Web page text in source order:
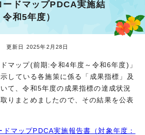
ードマップPDCA実施結
和5年度）
更新日 2025年2月28日
マップ(前期:令和4年度～令和6年度)」
している各施策に係る「成果指標」及
て、令和5年度の成果指標の達成状況
りまとめましたので、その結果を公表
マップPDCA実施報告書（対象年度：